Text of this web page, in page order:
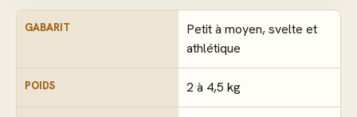
GABARIT
Petit à moyen, svelte et
athlétique
POIDS 2 à 4,5 kg